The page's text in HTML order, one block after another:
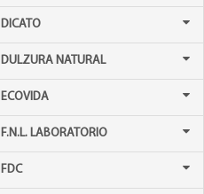
DICATO
DULZURA NATURAL
ECOVIDA
F.N.L. LABORATORIO
FDC